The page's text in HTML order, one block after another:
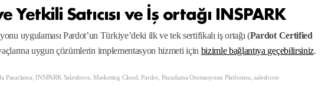
Satıcısı ve İş ortağı INSPARK
uygulaması Pardot’un Türkiye’deki ilk ve tek sertifikalı iş ortağı (Pardot Certified
uygun çözümlerin implementasyon hizmeti için bizimle bağlantıya geçebilirsiniz.
Pazarlama ,INSPARK Salesforce, Marketing Cloud ,Pardot, Pazarlama Otomasyonu Platformu ,salesforce